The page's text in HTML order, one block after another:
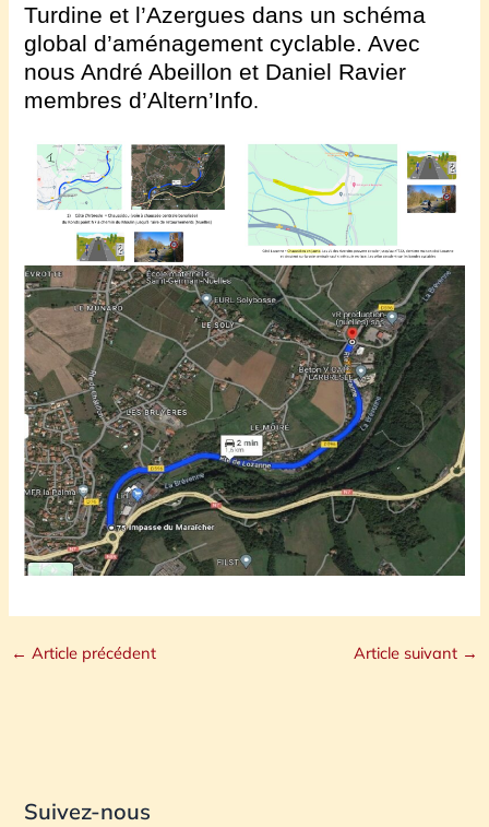
Turdine et l’Azergues dans un schéma
global d’aménagement cyclable. Avec
nous André Abeillon et Daniel Ravier
membres d’Altern’Info.
← Article précédent Article suivant →
Suivez-nous